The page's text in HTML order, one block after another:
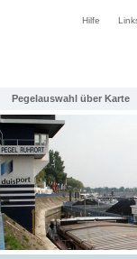
Hilfe
Pegelauswahl über Karte